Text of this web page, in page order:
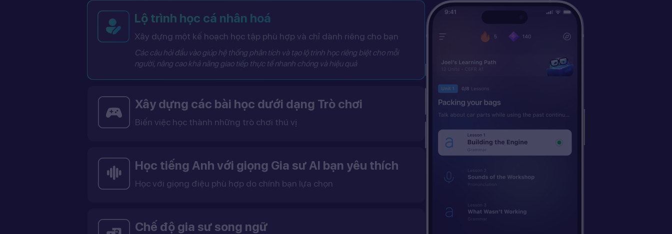
Lộ trình học cá nhân hoá
Xây dựng một kế hoạch học tập phù hợp và chỉ dành riêng cho bạn
Các câu hỏi đầu vào giúp hệ thống phân tích và tạo lộ trình học riêng biệt cho mỗi
người, nâng cao khả năng giao tiếp thực tế nhanh chóng và hiệu quả
Xây dựng các bài học dưới dạng Trò chơi
Biến việc học thành những trò chơi thú vị
Học tiếng Anh với giọng Gia sư AI bạn yêu thích
Học với giọng điệu phù hợp do chính bạn lựa chọn
Chế độ gia sư song ngữ